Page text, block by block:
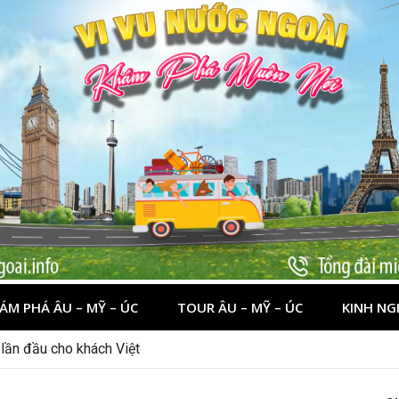
PHÁ ÂU – MỸ – ÚC TOUR ÂU – MỸ – ÚC KINH
đầu cho khách Việt